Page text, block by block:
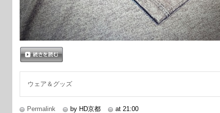
ウェア＆グッズ
Permalink by HD京都 at 21:00